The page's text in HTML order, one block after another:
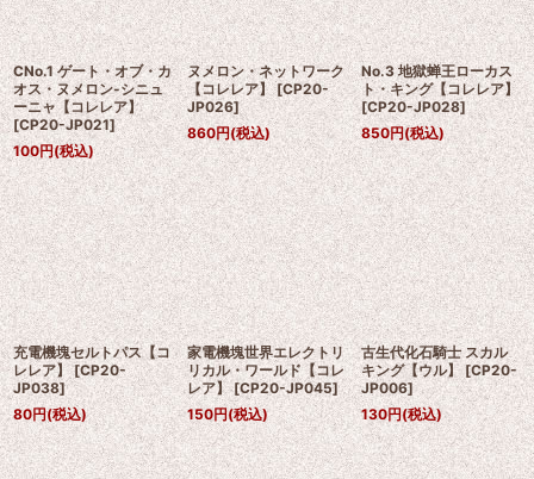
CNo.1 ゲート・オブ・カ
オス・ヌメロン-シニュ
ーニャ【コレレア】
[CP20-JP021]
100円(税込)
ヌメロン・ネットワーク
【コレレア】 [CP20-
JP026]
860円(税込)
No.3 地獄蝉王ローカス
ト・キング【コレレア】
[CP20-JP028]
850円(税込)
充電機塊セルトパス【コ
レレア】 [CP20-
JP038]
80円(税込)
家電機塊世界エレクトリ
リカル・ワールド【コレ
レア】 [CP20-JP045]
150円(税込)
古生代化石騎士 スカル
キング【ウル】 [CP20-
JP006]
130円(税込)